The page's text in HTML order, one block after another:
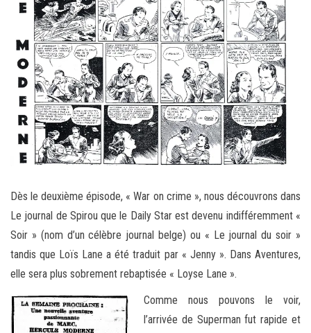
Dès le deuxième épisode, « War on crime », nous découvrons dans
Le journal de Spirou que le Daily Star est devenu indifféremment «
Soir » (nom d’un célèbre journal belge) ou « Le journal du soir »
tandis que Loïs Lane a été traduit par « Jenny ». Dans Aventures,
elle sera plus sobrement rebaptisée « Loyse Lane ».
Comme nous pouvons le voir,
l’arrivée de Superman fut rapide et